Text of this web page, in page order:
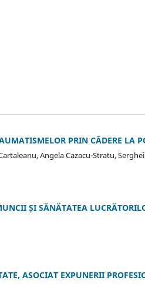
PRIN CĂDERE LA
Angela Cazacu-Stratu,
ȘI SĂNĂTATEA
ASOCIAT EXPUNERII